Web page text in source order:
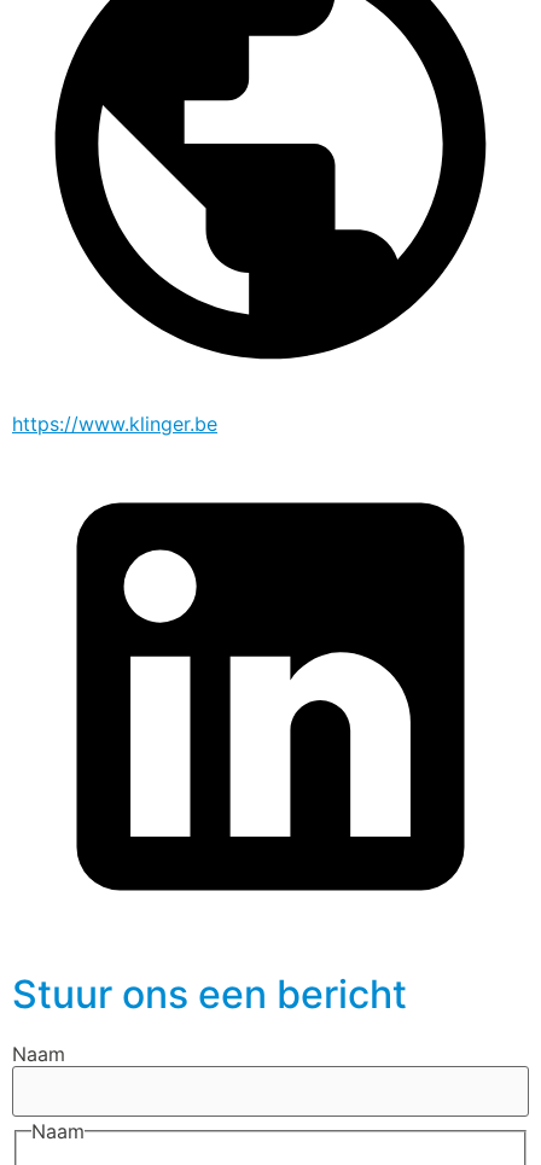
https://www.klinger.be
Stuur ons een bericht
Naam
Naam